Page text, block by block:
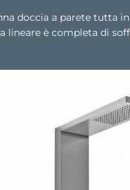
doccia a parete tutta
lineare è completa di